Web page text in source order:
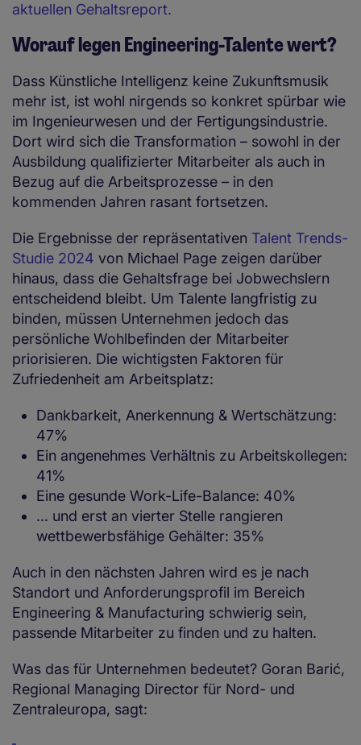
aktuellen Gehaltsreport.
Worauf legen Engineering-Talente wert?
Dass Künstliche Intelligenz keine Zukunftsmusik
mehr ist, ist wohl nirgends so konkret spürbar wie
im Ingenieurwesen und der Fertigungsindustrie.
Dort wird sich die Transformation – sowohl in der
Ausbildung qualifizierter Mitarbeiter als auch in
Bezug auf die Arbeitsprozesse – in den
kommenden Jahren rasant fortsetzen.
Die Ergebnisse der repräsentativen Talent Trends-
Studie 2024 von Michael Page zeigen darüber
hinaus, dass die Gehaltsfrage bei Jobwechslern
entscheidend bleibt. Um Talente langfristig zu
binden, müssen Unternehmen jedoch das
persönliche Wohlbefinden der Mitarbeiter
priorisieren. Die wichtigsten Faktoren für
Zufriedenheit am Arbeitsplatz:
Dankbarkeit, Anerkennung & Wertschätzung:
47%
Ein angenehmes Verhältnis zu Arbeitskollegen:
41%
Eine gesunde Work-Life-Balance: 40%
… und erst an vierter Stelle rangieren
wettbewerbsfähige Gehälter: 35%
Auch in den nächsten Jahren wird es je nach
Standort und Anforderungsprofil im Bereich
Engineering & Manufacturing schwierig sein,
passende Mitarbeiter zu finden und zu halten.
Was das für Unternehmen bedeutet? Goran Barić,
Regional Managing Director für Nord- und
Zentraleuropa, sagt: